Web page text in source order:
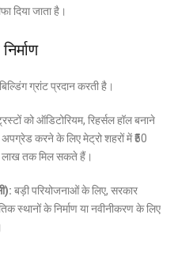
दिया जाता है।
ग्रांट प्रदान करती है।
को ऑडिटोरियम, रिहर्सल हॉल बनाने
करने के लिए मेट्रो शहरों में ₹50
लाख तक मिल सकते हैं।
बड़ी परियोजनाओं के लिए, सरकार
स्थानों के निर्माण या नवीनीकरण के लिए